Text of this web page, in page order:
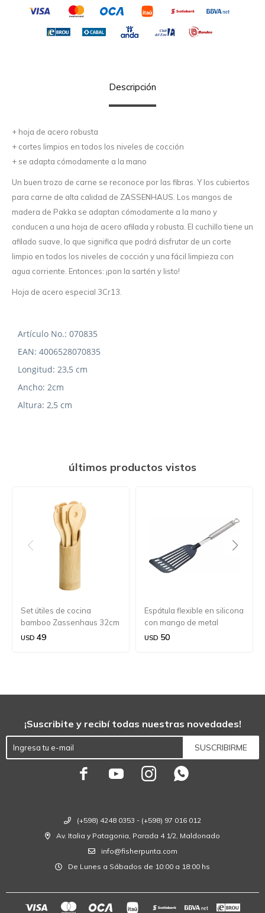
Descripción
+ hoja de acero robusta
+ cortes limpios en todos los niveles de cocción
+ se adapta cómodamente a la mano
Un buen trozo de carne se reconoce por las fibras. Y los cubiertos
para carne de alta calidad de ZASSENHAUS. Los mangos de
madera de Pakka se adaptan cómodamente a la mano y
conducen a una hoja de acero afilada y robusta. El cuchillo tiene un
afilado suave, lo que significa que podrá disfrutar de un corte
limpio en todos los niveles de cocción y una fácil limpieza con
agua corriente. Entonces: ¡pon la sartén y listo!
Hoja de acero especial 3Cr13.
Artículo No.: 070835
EAN: 4006528070835
Longitud: 23,5 cm
Ancho: 2cm
Altura: 2,5 cm
últimos productos vistos
Set útiles de cocina
bamboo Zassenhaus 32cm
USD 49
Espátula flexible en silicona
con mango de metal
Kuchenprofi 37,5 cm.
USD 50
(+598) 4248 0353 - (+598) 97 016 012
Av. Italia y Patagonia, Parada 4 1/2, Maldonado
info@fisherpunta.com
De Lunes a Sábados de 10:00 a 18:00 hs
¡Suscribite y recibí todas nuestras novedades!
SUSCRIBIRME
   